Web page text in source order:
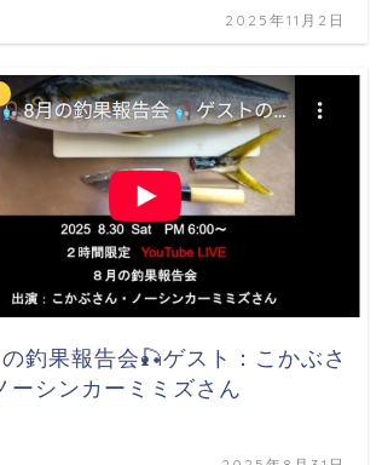
2025年11月2日
釣果報告会🎣ゲスト：こかぶさ
ーシンカーミミズさん